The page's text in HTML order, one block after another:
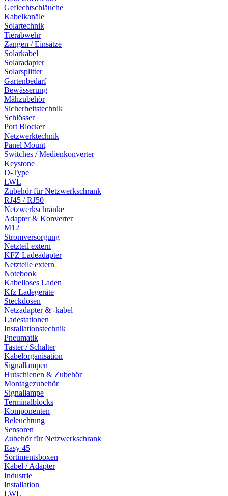
Geflechtschläuche
Kabelkanäle
Solartechnik
Tierabwehr
Zangen / Einsätze
Solarkabel
Solaradapter
Solarsplitter
Gartenbedarf
Bewässerung
Mähzubehör
Sicherheitstechnik
Schlösser
Port Blocker
Netzwerktechnik
Panel Mount
Switches / Medienkonverter
Keystone
D-Type
LWL
Zubehör für Netzwerkschrank
RJ45 / RJ50
Netzwerkschränke
Adapter & Konverter
M12
Stromversorgung
Netzteil extern
KFZ Ladeadapter
Netzteile extern
Notebook
Kabelloses Laden
Kfz Ladegeräte
Steckdosen
Netzadapter & -kabel
Ladestationen
Installationstechnik
Pneumatik
Taster / Schalter
Kabelorganisation
Signallampen
Hutschienen & Zubehör
Montagezubehör
Signallampe
Terminalblocks
Komponenten
Beleuchtung
Sensoren
Zubehör für Netzwerkschrank
Easy 45
Sortimentsboxen
Kabel / Adapter
Industrie
Installation
LWL